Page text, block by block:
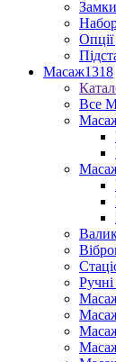
Масаж1318
Все